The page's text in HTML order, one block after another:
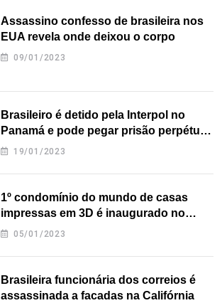
Assassino confesso de brasileira nos
EUA revela onde deixou o corpo
09/01/2023
Brasileiro é detido pela Interpol no
Panamá e pode pegar prisão perpétua
nos EUA
19/01/2023
1º condomínio do mundo de casas
impressas em 3D é inaugurado no
Texas
05/01/2023
Brasileira funcionária dos correios é
assassinada a facadas na Califórnia